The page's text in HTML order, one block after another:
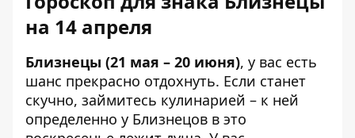
на 14 апреля
Близнецы (21 мая – 20 июня), у вас есть
шанс прекрасно отдохнуть. Если станет
скучно, займитесь кулинарией – к ней
определенно у Близнецов в это